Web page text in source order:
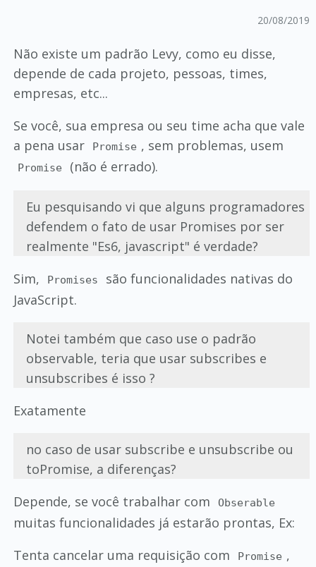
20/08/2019
Não existe um padrão Levy, como eu disse,
depende de cada projeto, pessoas, times,
empresas, etc...
Se você, sua empresa ou seu time acha que vale
a pena usar
Promise , sem problemas, usem
Promise (não é errado).
Eu pesquisando vi que alguns programadores
defendem o fato de usar Promises por ser
realmente "Es6, javascript" é verdade?
Sim,
Promises
são funcionalidades nativas do
JavaScript.
Notei também que caso use o padrão
observable, teria que usar subscribes e
unsubscribes é isso ?
Exatamente
no caso de usar subscribe e unsubscribe ou
toPromise, a diferenças?
Depende, se você trabalhar com
Obserable
muitas funcionalidades já estarão prontas, Ex:
Tenta cancelar uma requisição com
Promise ,